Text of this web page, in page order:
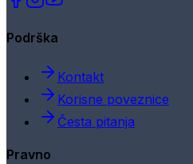
Podrška
Kontakt
Korisne poveznice
Česta pitanja
Pravno